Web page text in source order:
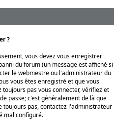
?
vous devez vous enregistrer
du forum (un message est affiché si
le webmestre ou l'administrateur du
vous êtes enregistré et que vous
toujours pas vous connecter, vérifiez et
passe; c'est généralement de là que
toujours pas, contactez l'administrateur
mal configuré.